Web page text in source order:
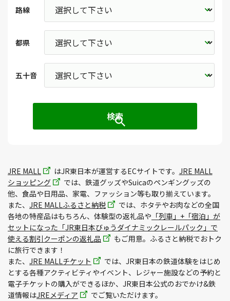
路線
都県
五十音
JRE MALL はJR東日本が運営するECサイトです。 JRE MALL
ショッピング
では、鉄道グッズやSuicaのペンギングッズの
他、食品や日用品、家電、ファッション等も取り揃えています。
また、 JRE MALLふるさと納税
では、ホタテやお肉などの全国
各地の特産品はもちろん、体験型の返礼品や 「列車」+「宿泊」が
セットになった「JR東日本びゅうダイナミックレールパック」で
使える割引クーポンの返礼品
もご用意。ふるさと納税でおトク
に旅行できます！
また、 JRE MALLチケット
では、JR東日本の鉄道体験をはじめ
とする各種アクティビティやイベント、レジャー施設などの予約と
電子チケットの購入ができるほか、JR東日本公式のおでかけ&鉄
道情報はJREメディア でご覧いただけます。